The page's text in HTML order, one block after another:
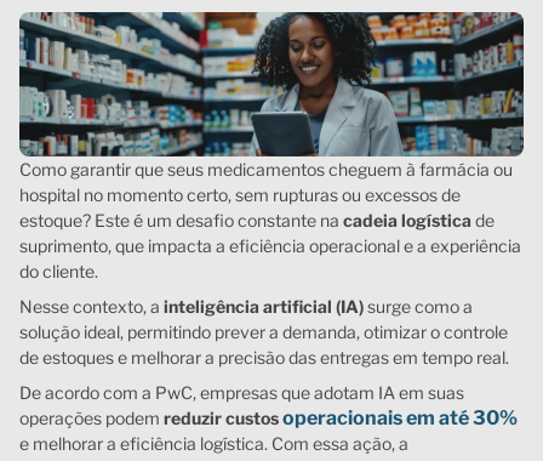
Como garantir que seus medicamentos cheguem à farmácia ou
hospital no momento certo, sem rupturas ou excessos de
estoque? Este é um desafio constante na cadeia logística de
suprimento, que impacta a eficiência operacional e a experiência
do cliente.
Nesse contexto, a inteligência artificial (IA)surge como a
solução ideal, permitindo prever a demanda, otimizar o controle
de estoques e melhorar a precisão das entregas em tempo real.
De acordo com a PwC, empresas que adotam IA em suas
operações podem reduzir custosoperacionais em até 30%
e melhorar a eficiência logística. Com essa ação, a